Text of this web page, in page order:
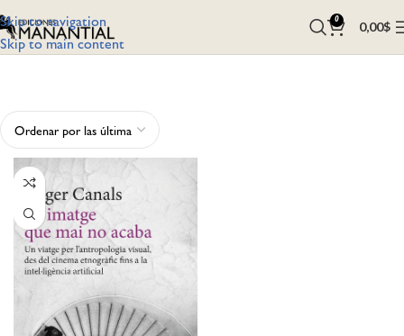
Skip to navigation
Skip to main content
0 0,00$